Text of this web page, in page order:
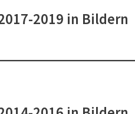
2019 in Bildern